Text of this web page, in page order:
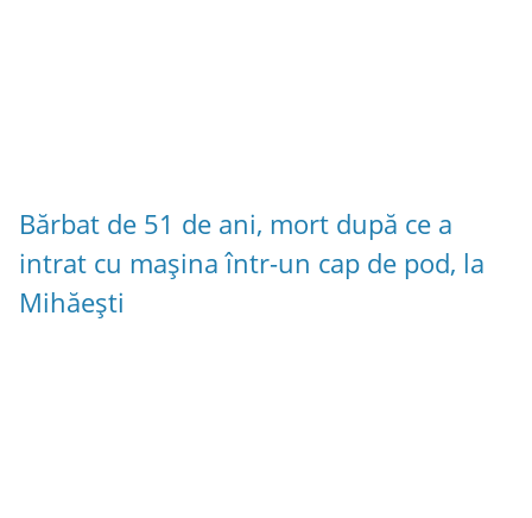
Bărbat de 51 de ani, mort după ce a
intrat cu mașina într-un cap de pod, la
Mihăești